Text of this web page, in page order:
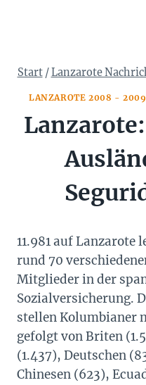
Start /Lanzarote
LANZAROTE 2008 - 2009
11.981 auf Lanzarote
rund 70
Mitglieder in der
Sozialversicherung.
stellen Kolumbianer
gefolgt von Briten
(1.437), Deutschen
Chinesen (623),